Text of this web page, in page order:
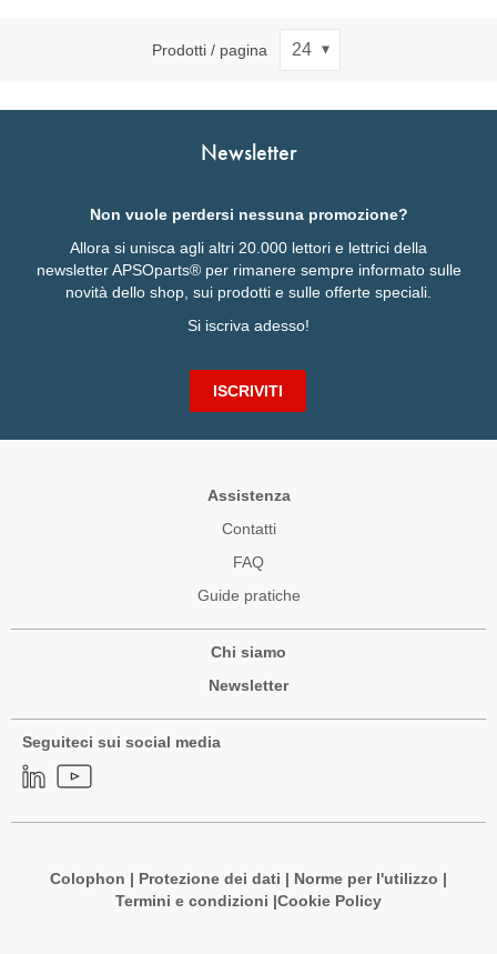
Prodotti / pagina
Newsletter
Non vuole perdersi nessuna promozione?
Allora si unisca agli altri 20.000 lettori e lettrici della
newsletter APSOparts® per rimanere sempre informato sulle
novità dello shop, sui prodotti e sulle offerte speciali.
Si iscriva adesso!
ISCRIVITI
Assistenza
Contatti
FAQ
Guide pratiche
Chi siamo
Newsletter
Seguiteci sui social media
Colophon | Protezione dei dati | Norme per l'utilizzo |
Termini e condizioni |Cookie Policy